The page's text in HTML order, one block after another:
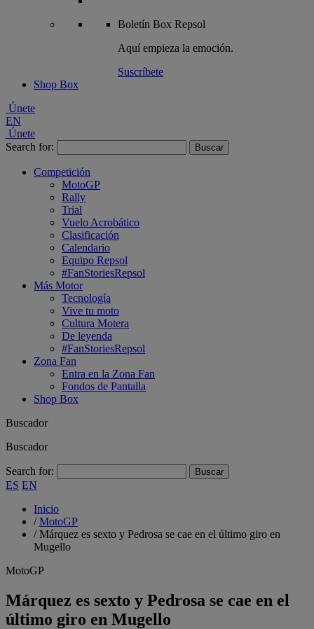
Boletín Box Repsol
Aquí empieza la emoción.
Suscríbete
Shop Box
Únete
EN
Únete
Search for:
Competición
MotoGP
Rally
Trial
Vuelo Acrobático
Clasificación
Calendario
Equipo Repsol
#FanStoriesRepsol
Más Motor
Tecnología
Vive tu moto
Cultura Motera
De leyenda
#FanStoriesRepsol
Zona Fan
Entra en la Zona Fan
Fondos de Pantalla
Shop Box
Buscador
Buscador
Search for:
ES EN
Inicio
/MotoGP
/Márquez es sexto y Pedrosa se cae en el último giro en
Mugello
MotoGP
Márquez es sexto y Pedrosa se cae en el
último giro en Mugello